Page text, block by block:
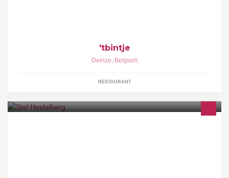
'tbintje
Deinze, Belgium
RESTAURANT